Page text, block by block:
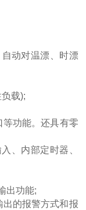
动对温漂、时漂
载);
等功能。还具有零
、内部定时器、
出功能;
的报警方式和报